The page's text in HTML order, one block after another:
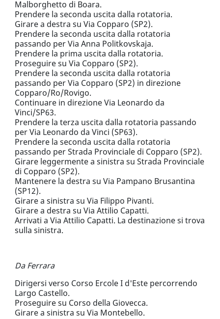
Malborghetto di Boara.
Prendere la seconda uscita dalla rotatoria.
Girare a destra su Via Copparo (SP2).
Prendere la seconda uscita dalla rotatoria
passando per Via Anna Politkovskaja.
Prendere la prima uscita dalla rotatoria.
Proseguire su Via Copparo (SP2).
Prendere la seconda uscita dalla rotatoria
passando per Via Copparo (SP2) in direzione
Copparo/Ro/Rovigo.
Continuare in direzione Via Leonardo da
Vinci/SP63.
Prendere la terza uscita dalla rotatoria passando
per Via Leonardo da Vinci (SP63).
Prendere la seconda uscita dalla rotatoria
passando per Strada Provinciale di Copparo (SP2).
Girare leggermente a sinistra su Strada Provinciale
di Copparo (SP2).
Mantenere la destra su Via Pampano Brusantina
(SP12).
Girare a sinistra su Via Filippo Pivanti.
Girare a destra su Via Attilio Capatti.
Arrivati a Via Attilio Capatti. La destinazione si trova
sulla sinistra.
Da Ferrara
Dirigersi verso Corso Ercole I d'Este percorrendo
Largo Castello.
Proseguire su Corso della Giovecca.
Girare a sinistra su Via Montebello.